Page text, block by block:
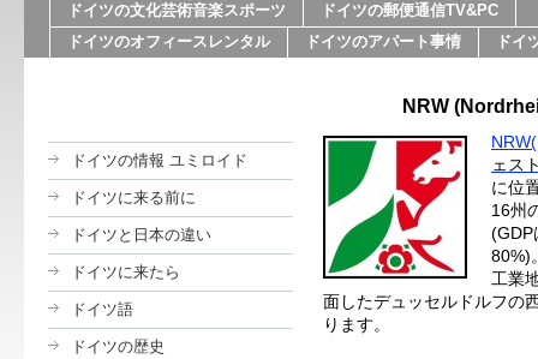
ドイツの文化芸術音楽スポーツ
ドイツの郵便通信TV&PC
ドイツのオフィースレンタル
ドイツのアパート事情 ドイ
ドイツの情報 ユミロイド
ドイツに来る前に
ドイツと日本の違い
ドイツに来たら
ドイツ語
ドイツの歴史
NRW
ェス
に位
16州
(GDP
80%)
工業
面したデュッセルドルフの
ります。